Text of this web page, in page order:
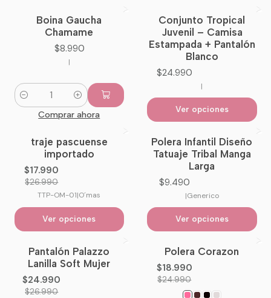
NuevoBoina Gaucha
Chamame
$8.990
|
Cantidad
Comprar ahora
Conjunto Tropical
Juvenil – Camisa
Estampada + Pantalón
Blanco
$24.990
|
Ver opciones
-33%OFF
traje pascuense
importado
$17.990
$26.990
TTP-OM-01|O´mas
Ver opciones
Polera Infantil Diseño
Tatuaje Tribal Manga
Larga
$9.490
|Generico
Ver opciones
-7%OFF
No disponible
Pantalón Palazzo
Lanilla Soft Mujer
$24.990
$26.990
-24%OFF
Polera Corazon
$18.990
$24.990